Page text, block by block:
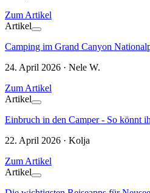
Zum Artikel
Artikel
Camping im Grand Canyon
24. April 2026 · Nele W.
Zum Artikel
Artikel
Einbruch in den Camper - So könnt
22. April 2026 · Kolja
Zum Artikel
Artikel